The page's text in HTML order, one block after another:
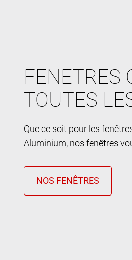
FENETRES
TOUTES
Que ce soit pour les
Aluminium, nos fenêtres